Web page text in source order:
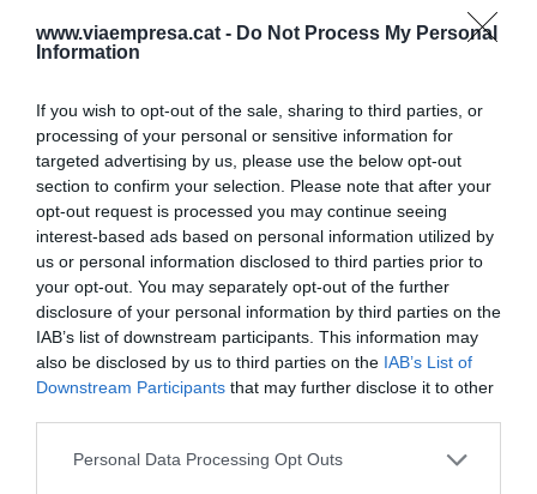
www.viaempresa.cat - Do Not Process My Personal
Information
If you wish to opt-out of the sale, sharing to third parties, or
processing of your personal or sensitive information for
targeted advertising by us, please use the below opt-out
section to confirm your selection. Please note that after your
opt-out request is processed you may continue seeing
interest-based ads based on personal information utilized by
us or personal information disclosed to third parties prior to
your opt-out. You may separately opt-out of the further
disclosure of your personal information by third parties on the
IAB’s list of downstream participants. This information may
also be disclosed by us to third parties on the IAB’s List of
Downstream Participants that may further disclose it to other
Personal Data Processing Opt Outs
eficacia de las
quimioterapias clásicas
Continuando con la oncología y el diseño de
terapias innovadoras nos topamos con TAR-NK
el proyecto coordinado por la doctoraAura
MuntaselldelHospital del Mar Research
Institute(HMRIB). En este caso, su enfoque está
en otro tipo de células inmunes, las conocidas
como células NK, y la investigación gira en torno a
conseguir que estas sean capaces de romper la
barrera de inmunosupresión de los tumores